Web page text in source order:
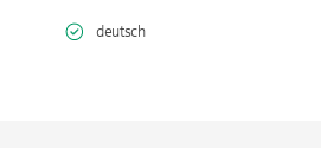
deutsch